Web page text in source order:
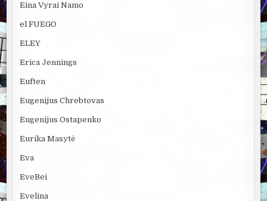
Eina Vyrai Namo
el FUEGO
ELEY
Erica Jennings
Euften
Eugenijus Chrebtovas
Eugenijus Ostapenko
Eurika Masytė
Eva
EveBei
Evelina